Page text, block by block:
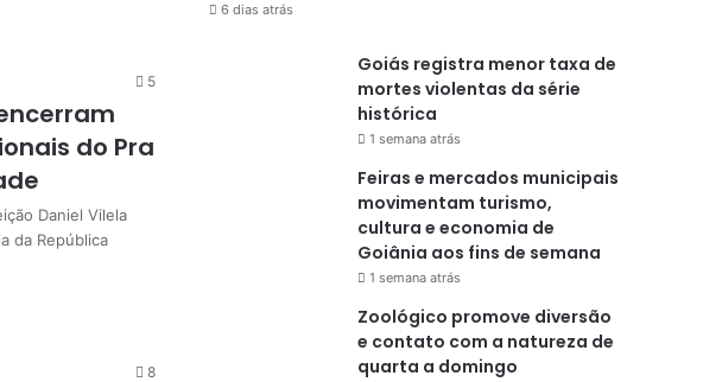
5
do Pra
Daniel Vilela
da República
8
6 dias atrás
Goiás registra menor taxa de
mortes violentas da série
histórica
1 semana atrás
Feiras e mercados municipais
movimentam turismo,
cultura e economia de
Goiânia aos fins de semana
1 semana atrás
Zoológico promove diversão
e contato com a natureza de
quarta a domingo